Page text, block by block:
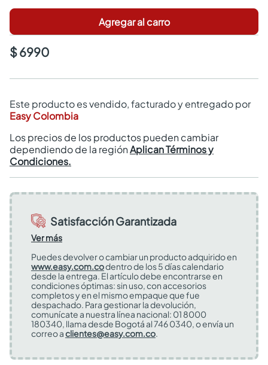
Agregar al carro
$ 6990
Este producto es vendido, facturado y entregado por
Easy Colombia
Los precios de los productos pueden cambiar
dependiendo de la regiónAplican Términos y
Condiciones.
Satisfacción Garantizada
Ver más
Puedes devolver o cambiar un producto adquirido en
www.easy.com.codentro de los 5 días calendario
desde la entrega. El artículo debe encontrarse en
condiciones óptimas: sin uso, con accesorios
completos y en el mismo empaque que fue
despachado. Para gestionar la devolución,
comunícate a nuestra línea nacional: 01 8000
180340, llama desde Bogotá al 746 0340, o envía un
correo aclientes@easy.com.co.